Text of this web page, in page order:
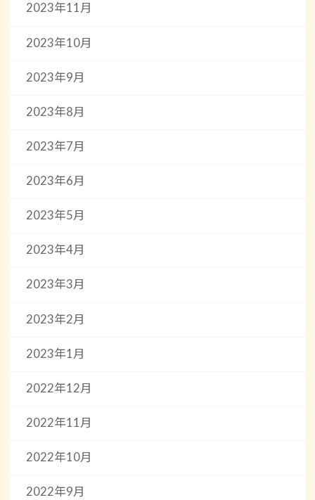
2023年11月
2023年10月
2023年9月
2023年8月
2023年7月
2023年6月
2023年5月
2023年4月
2023年3月
2023年2月
2023年1月
2022年12月
2022年11月
2022年10月
2022年9月